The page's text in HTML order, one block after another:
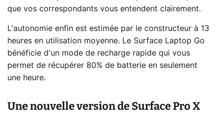
que vos correspondants vous entendent clairement.
L'autonomie enfin est estimée par le constructeur à 13
heures en utilisation moyenne. Le Surface Laptop Go
bénéficie d'un mode de recharge rapide qui vous
permet de récupérer 80% de batterie en seulement
une heure.
Une nouvelle version de Surface Pro X